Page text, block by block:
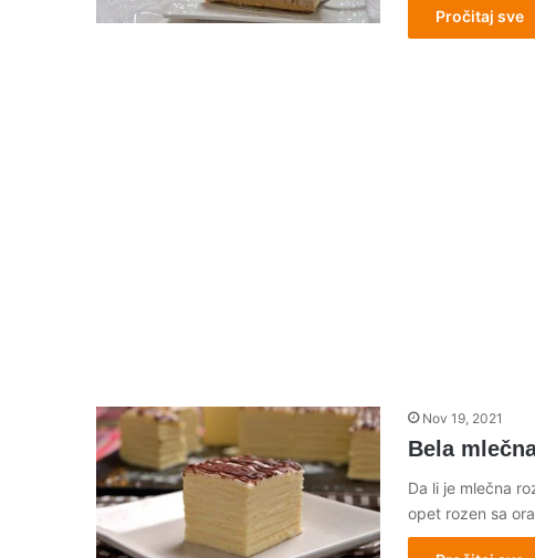
Pročitaj sve
Nov 19, 2021
Bela
Da li je mlečna
opet rozen sa